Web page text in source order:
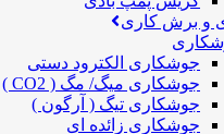
و برش کاری
جوشکاری الکترود دستی
جوشکاری میگ/ مگ ( CO2 )
جوشکاری تیگ ( آرگون )
جوشکاری زائده ای